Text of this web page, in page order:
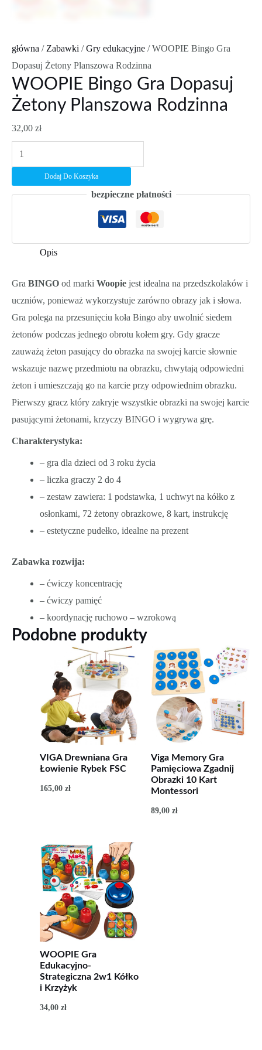
główna / Zabawki /Gry edukacyjne / WOOPIE Bingo Gra
Dopasuj Żetony Planszowa Rodzinna
WOOPIE Bingo Gra Dopasuj
Żetony Planszowa Rodzinna
32,00 zł
ilość
WOOPIE
Bingo
Planszowa
Dodaj Do Koszyka
bezpieczne płatności
Opis
Gra BINGO od marki Woopie jest idealna na przedszkolaków i
uczniów, ponieważ wykorzystuje zarówno obrazy jak i słowa.
Gra polega na przesunięciu koła Bingo aby uwolnić siedem
żetonów podczas jednego obrotu kołem gry. Gdy gracze
zauważą żeton pasujący do obrazka na swojej karcie słownie
wskazuje nazwę przedmiotu na obrazku, chwytają odpowiedni
żeton i umieszczają go na karcie przy odpowiednim obrazku.
Pierwszy gracz który zakryje wszystkie obrazki na swojej karcie
pasującymi żetonami, krzyczy BINGO i wygrywa grę.
Charakterystyka:
– gra dla dzieci od 3 roku życia
– liczka graczy 2 do 4
– zestaw zawiera: 1 podstawka, 1 uchwyt na kółko z
osłonkami, 72 żetony obrazkowe, 8 kart, instrukcję
– estetyczne pudełko, idealne na prezent
Zabawka rozwija:
– ćwiczy koncentrację
– ćwiczy pamięć
– koordynację ruchowo – wzrokową
Podobne produkty
VIGA Drewniana Gra
Łowienie Rybek FSC
165,00 zł
Viga Memory Gra
Pamięciowa Zgadnij
Obrazki 10 Kart
Montessori
89,00 zł
WOOPIE Gra
Edukacyjno-
Strategiczna 2w1 Kółko
i Krzyżyk
34,00 zł